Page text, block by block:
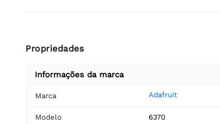
Propriedades
Informações da marca
Marca Adafruit
Modelo 6370